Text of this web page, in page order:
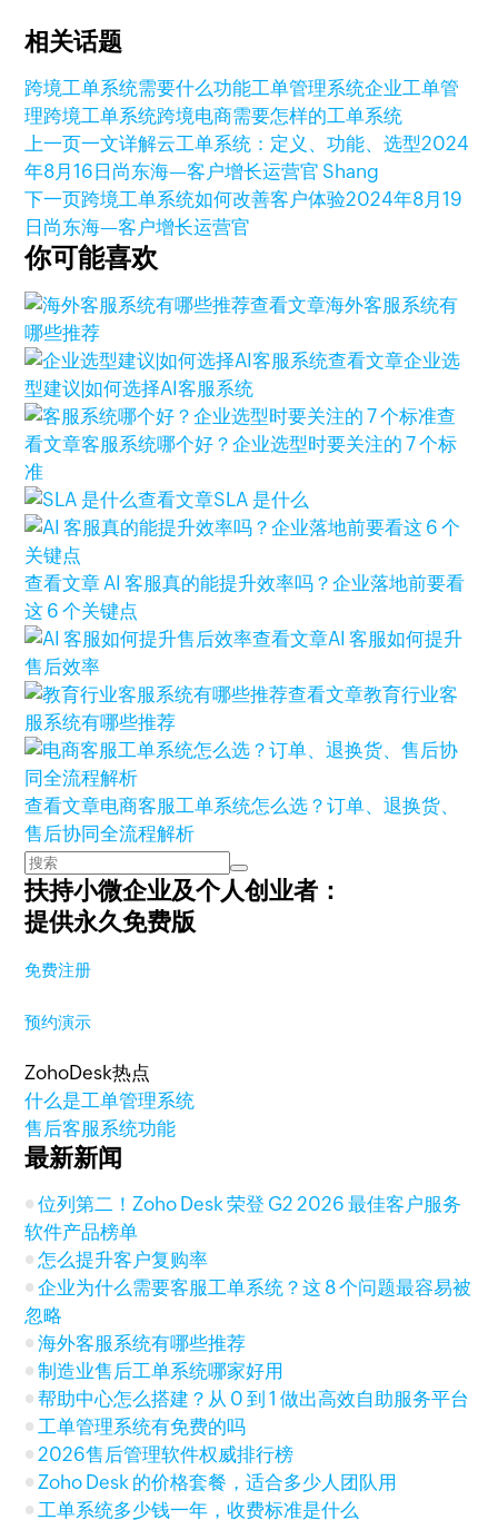
相关话题
跨境工单系统需要什么功能工单管理系统企业工单管
理跨境工单系统跨境电商需要怎样的工单系统
上一页一文详解云工单系统：定义、功能、选型2024
年8月16日 尚东海—客户增长运营官 Shang
下一页跨境工单系统如何改善客户体验2024年8月19
日 尚东海—客户增长运营官
你可能喜欢
查看文章海外客服系统有
哪些推荐
查看文章企业选
型建议|如何选择AI客服系统
查
看文章客服系统哪个好？企业选型时要关注的 7 个标
准
查看文章SLA 是什么
查看文章AI 客服真的能提升效率吗？企业落地前要看
这 6 个关键点
查看文章AI 客服如何提升
售后效率
查看文章教育行业客
服系统有哪些推荐
查看文章电商客服工单系统怎么选？订单、退换货、
售后协同全流程解析
扶持小微企业及个人创业者：
提供永久免费版
免费注册
预约演示
ZohoDesk热点
什么是工单管理系统
售后客服系统功能
最新新闻
位列第二！Zoho Desk 荣登 G2 2026 最佳客户服务
软件产品榜单
怎么提升客户复购率
企业为什么需要客服工单系统？这 8 个问题最容易被
忽略
海外客服系统有哪些推荐
制造业售后工单系统哪家好用
帮助中心怎么搭建？从 0 到 1 做出高效自助服务平台
工单管理系统有免费的吗
2026售后管理软件权威排行榜
Zoho Desk 的价格套餐，适合多少人团队用
工单系统多少钱一年，收费标准是什么